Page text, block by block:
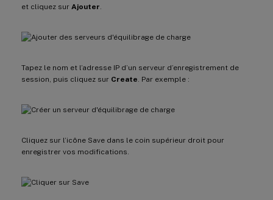
et cliquez sur Ajouter
Tapez le nom et l’adresse IP d’un serveur d’enregistrement de
session, puis cliquez sur Create . Par exemple :
Cliquez sur l’icône Save dans le coin supérieur droit pour
enregistrer vos modifications.